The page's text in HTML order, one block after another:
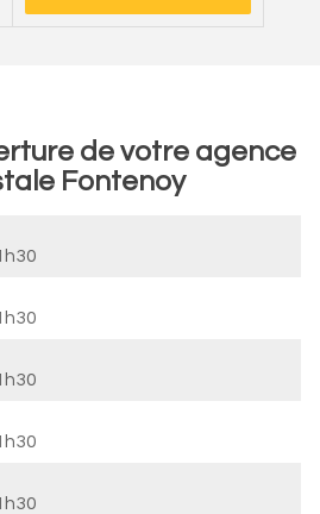
de votre agence
Fontenoy